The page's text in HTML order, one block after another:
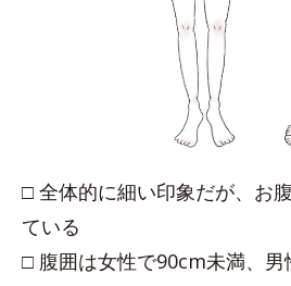
□ 全体的に細い印象だが、お
ている
□ 腹囲は女性で90cm未満、